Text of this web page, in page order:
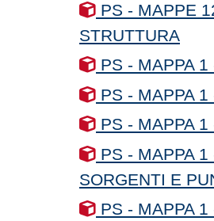
PS - MAPPE
STRUTTURA
PS - MAPPA
PS - MAPPA
PS - MAPPA
PS - MAPPA
SORGENTI E
PS - MAPPA